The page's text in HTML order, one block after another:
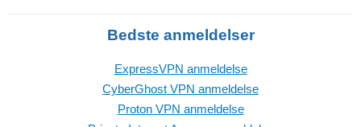
Bedste anmeldelser
ExpressVPN anmeldelse
CyberGhost VPN anmeldelse
Proton VPN anmeldelse